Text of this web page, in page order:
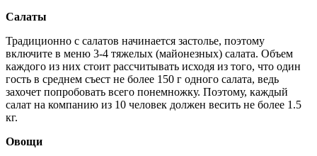
Салаты
Традиционно с салатов начинается застолье, поэтому
включите в меню 3-4 тяжелых (майонезных) салата. Объем
каждого из них стоит рассчитывать исходя из того, что один
гость в среднем съест не более 150 г одного салата, ведь
захочет попробовать всего понемножку. Поэтому, каждый
салат на компанию из 10 человек должен весить не более 1.5
кг.
Овощи